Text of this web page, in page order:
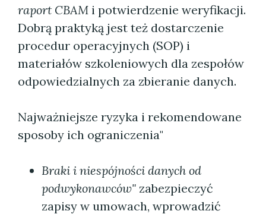
raport CBAM i potwierdzenie weryfikacji.
Dobrą praktyką jest też dostarczenie
procedur operacyjnych (SOP) i
materiałów szkoleniowych dla zespołów
odpowiedzialnych za zbieranie danych.
Najważniejsze ryzyka i rekomendowane
sposoby ich ograniczenia"
Braki i niespójności danych od
podwykonawców" zabezpieczyć
zapisy w umowach, wprowadzić